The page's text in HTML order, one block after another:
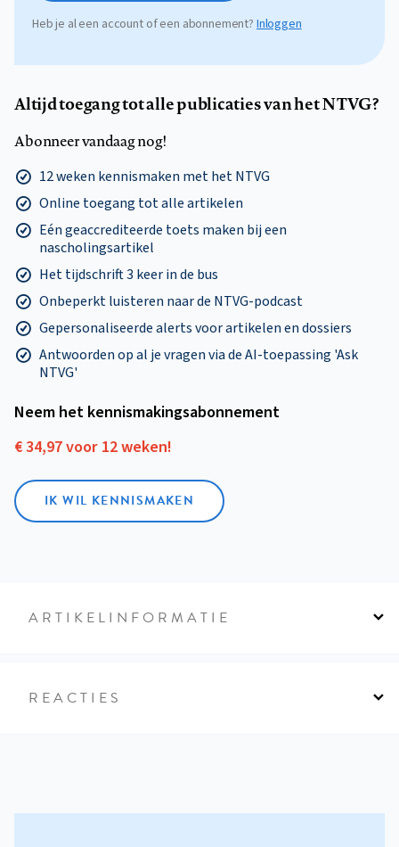
Heb je al een account of een abonnement? Inloggen
Altijd toegang tot alle publicaties van het NTVG?
Abonneer vandaag nog!
12 weken kennismaken met het NTVG
Online toegang tot alle artikelen
Eén geaccrediteerde toets maken bij een
nascholingsartikel
Het tijdschrift 3 keer in de bus
Onbeperkt luisteren naar de NTVG-podcast
Gepersonaliseerde alerts voor artikelen en dossiers
Antwoorden op al je vragen via de AI-toepassing 'Ask
NTVG'
Neem het kennismakings­abonnement
€ 34,97 voor 12 weken!
IK WIL KENNISMAKEN
ARTIKELINFORMATIE
REACTIES